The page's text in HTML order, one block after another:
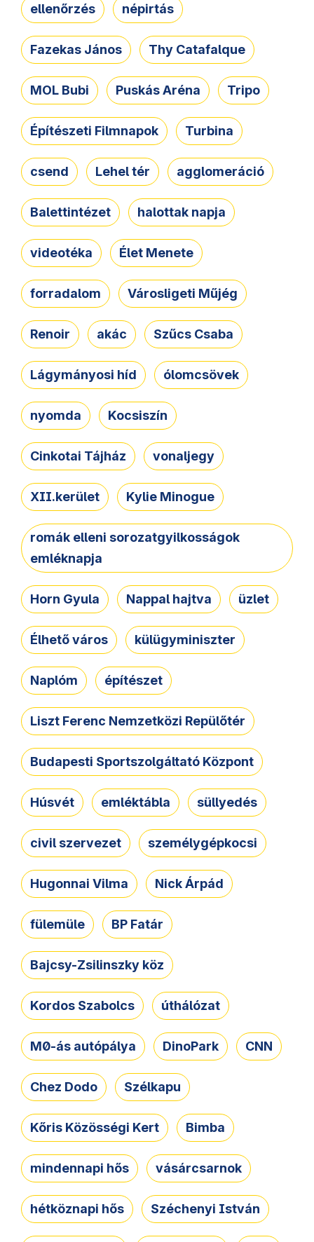
ellenőrzés népirtás
Fazekas János Thy Catafalque
MOL Bubi Puskás Aréna Tripo
Építészeti Filmnapok Turbina
csend Lehel tér agglomeráció
Balettintézet halottak napja
videotéka Élet Menete
forradalom Városligeti Műjég
Renoir akác Szűcs Csaba
Lágymányosi híd ólomcsövek
nyomda Kocsiszín
Cinkotai Tájház vonaljegy
XII.kerület Kylie Minogue
romák elleni sorozatgyilkosságok
emléknapja
Horn Gyula Nappal hajtva üzlet
Élhető város külügyminiszter
Naplóm építészet
Liszt Ferenc Nemzetközi Repülőtér
Budapesti Sportszolgáltató Központ
Húsvét emléktábla süllyedés
civil szervezet személygépkocsi
Hugonnai Vilma Nick Árpád
fülemüle BP Fatár
Bajcsy-Zsilinszky köz
Kordos Szabolcs úthálózat
M0-ás autópálya DinoPark CNN
Chez Dodo Szélkapu
Kőris Közösségi Kert Bimba
mindennapi hős vásárcsarnok
hétköznapi hős Széchenyi István